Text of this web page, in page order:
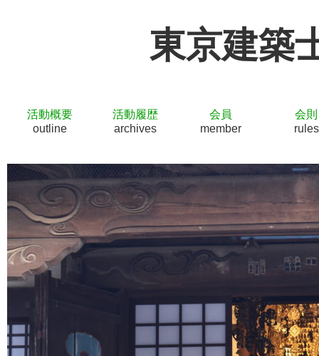
東京建築
活動概要
outline
活動履歴
archives
会員
member
会則
rules